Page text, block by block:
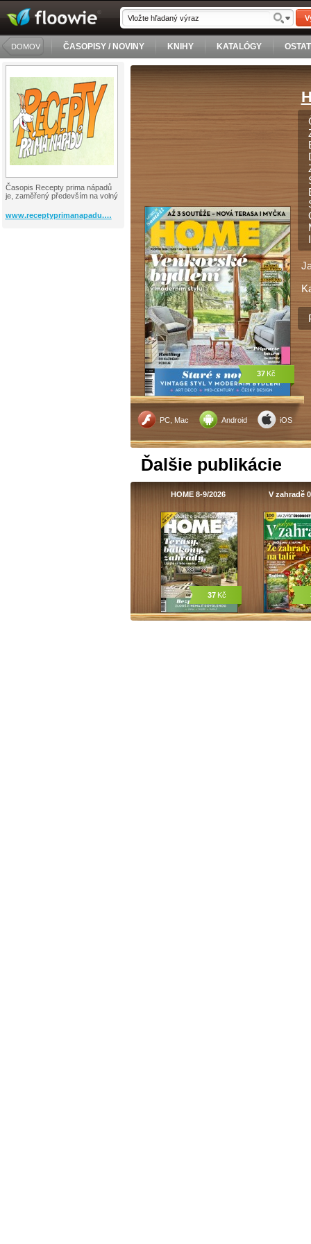
DOMOV ČASOPISY / NOVINY KNIHY KATALÓGY
Časopis Recepty prima nápadů
je, zaměřený především na volný
www.receptyprimanapadu.…
PC, Mac Android iOS
37 Kč
Ďalšie publikácie
HOME 8-9/2026
37 Kč
V zahradě